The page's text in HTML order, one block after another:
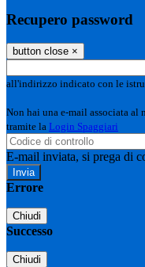
Recupero password
button close ×
all'indirizzo indicato con le
Non hai una e-mail associata al
tramite la Login Spaggiari
E-mail inviata, si prega di
Errore
Chiudi
Successo
Chiudi